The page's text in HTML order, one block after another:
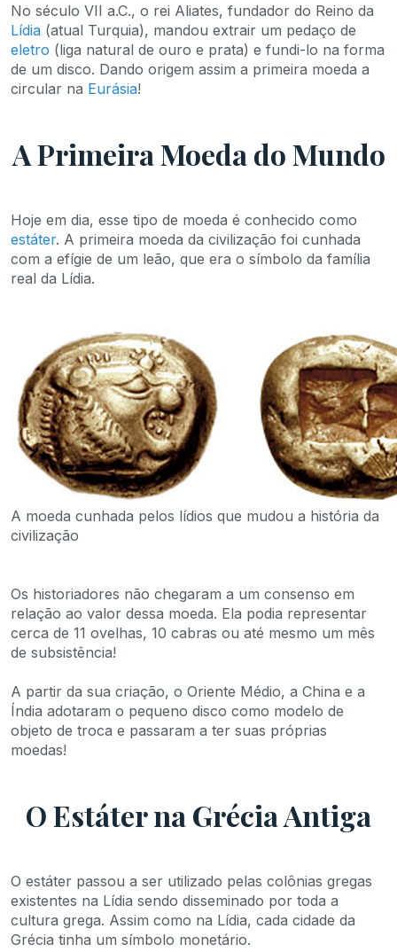
No século VII a.C., o rei Aliates, fundador do Reino da
Lídia (atual Turquia), mandou extrair um pedaço de
eletro (liga natural de ouro e prata) e fundi-lo na forma
de um disco. Dando origem assim a primeira moeda a
circular na Eurásia!
A Primeira Moeda do Mundo
Hoje em dia, esse tipo de moeda é conhecido como
estáter. A primeira moeda da civilização foi cunhada
com a efígie de um leão, que era o símbolo da família
real da Lídia.
A moeda cunhada pelos lídios que mudou a história da
civilização
Os historiadores não chegaram a um consenso em
relação ao valor dessa moeda. Ela podia representar
cerca de 11 ovelhas, 10 cabras ou até mesmo um mês
de subsistência!
A partir da sua criação, o Oriente Médio, a China e a
Índia adotaram o pequeno disco como modelo de
objeto de troca e passaram a ter suas próprias
moedas!
O Estáter na Grécia Antiga
O estáter passou a ser utilizado pelas colônias gregas
existentes na Lídia sendo disseminado por toda a
cultura grega. Assim como na Lídia, cada cidade da
Grécia tinha um símbolo monetário.